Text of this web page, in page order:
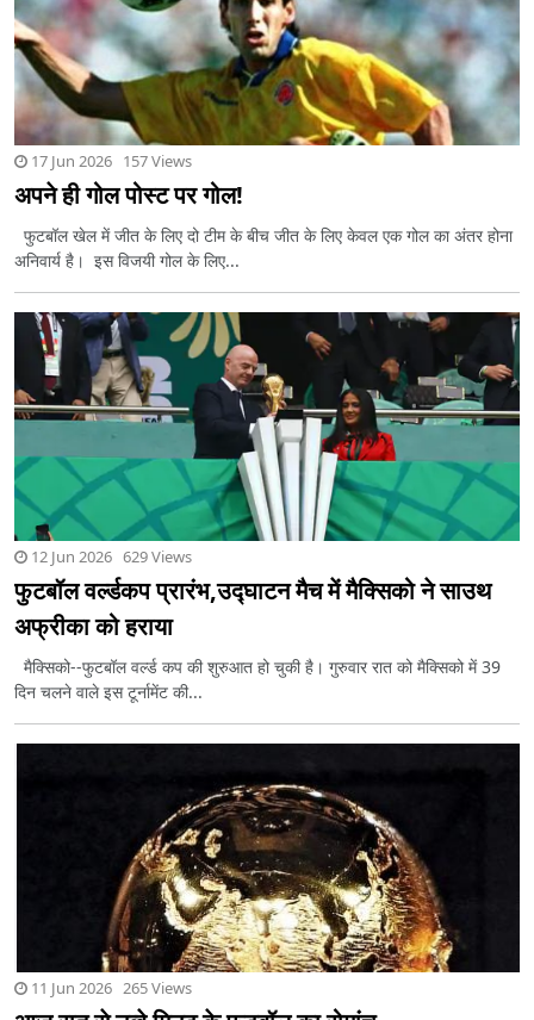
17 Jun 2026 157 Views
अपने ही गोल पोस्ट पर गोल!
फुटबॉल खेल में जीत के लिए दो टीम के बीच जीत के लिए केवल एक गोल का अंतर होना
अनिवार्य है। इस विजयी गोल के लिए...
12 Jun 2026 629 Views
फुटबॉल वर्ल्डकप प्रारंभ,उद्घाटन मैच में मैक्सिको ने साउथ
अफ्रीका को हराया
मैक्सिको--फुटबॉल वर्ल्ड कप की शुरुआत हो चुकी है। गुरुवार रात को मैक्सिको में 39
दिन चलने वाले इस टूर्नामेंट की...
11 Jun 2026 265 Views